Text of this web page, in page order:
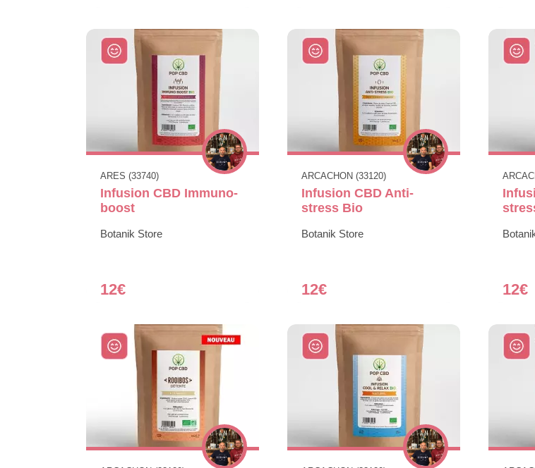
ARES (33740)
Infusion CBD Immuno-
boost
Botanik Store
12€
ARCACHON (33120)
Infusion CBD Anti-
stress Bio
Botanik Store
12€ 12€